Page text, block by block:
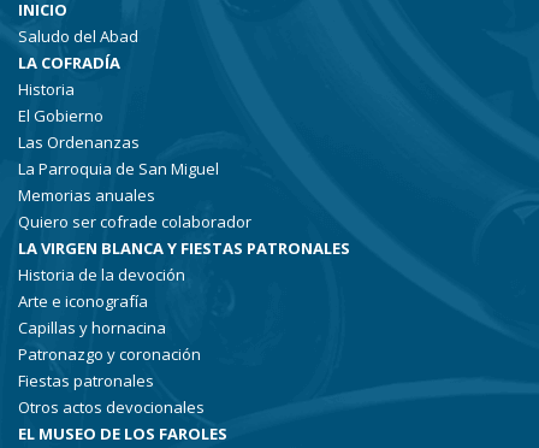
INICIO
Saludo del Abad
LA COFRADÍA
Historia
El Gobierno
Las Ordenanzas
La Parroquia de San Miguel
Memorias anuales
Quiero ser cofrade colaborador
LA VIRGEN BLANCA Y FIESTAS PATRONALES
Historia de la devoción
Arte e iconografía
Capillas y hornacina
Patronazgo y coronación
Fiestas patronales
Otros actos devocionales
EL MUSEO DE LOS FAROLES